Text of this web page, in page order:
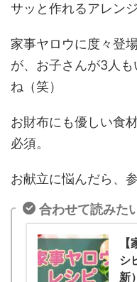
サッと作れるアレン
家事ヤロウに度々登
が、お子さんが3人
ね（笑）
お財布にも優しい食
必須。
お献立に悩んだら、
合わせて読みた
シ
新）